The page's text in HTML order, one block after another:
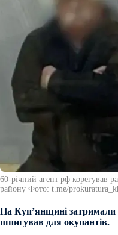
60-річний агент рф корегував
району Фото: t.me/
На Куп’янщині затримали
шпигував для окупантів.